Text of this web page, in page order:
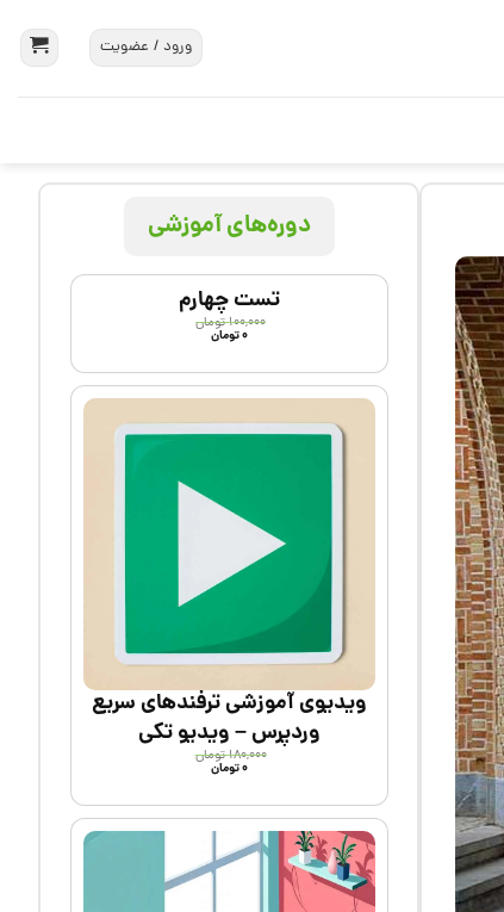
ورود / عضویت
دوره‌های آموزشی
تست چهارم
۱۰۰,۰۰۰تومان
۰تومان
ویدیوی آموزشی ترفندهای سریع
وردپرس – ویدیو تکی
۱۸۰,۰۰۰تومان
۰تومان